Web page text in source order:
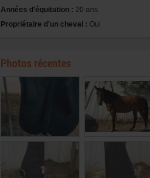
Années d'équitation : 20 ans
Propriétaire d'un cheval : Oui
Photos récentes